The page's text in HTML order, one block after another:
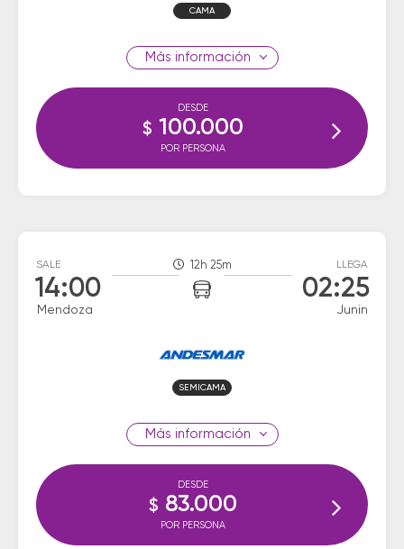
CAMA
información
DESDE
$ 100.000
POR PERSONA
SALE
14:00
Mendoza
12h 25m LLEGA
02:25
Junin
SEMICAMA
información
DESDE
$ 83.000
POR PERSONA